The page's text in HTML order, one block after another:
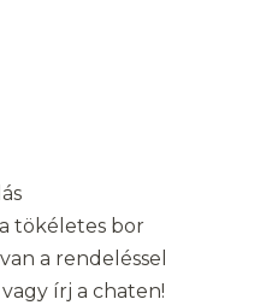
tökéletes bor
a rendeléssel
írj a chaten!